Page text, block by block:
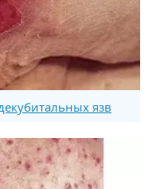
язв